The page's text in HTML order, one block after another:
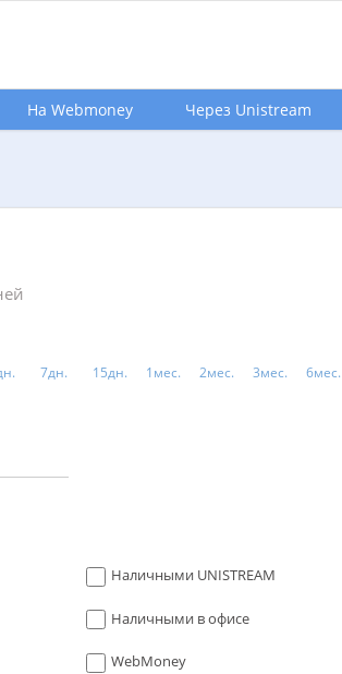
На Webmoney Через Unistream
7дн. 15дн. 1мес. 2мес. 3мес. 6мес.
Наличными UNISTREAM
Наличными в офисе
WebMoney